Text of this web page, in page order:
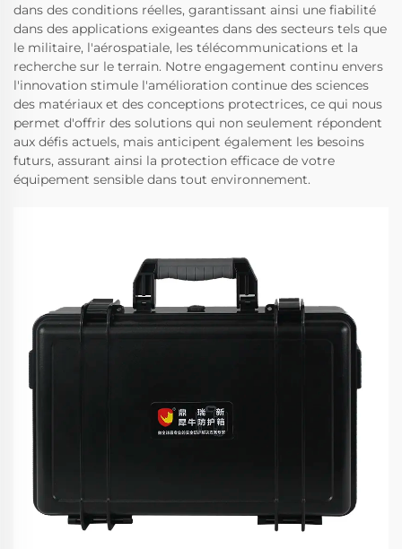
dans des conditions réelles, garantissant ainsi une fiabilité
dans des applications exigeantes dans des secteurs tels que
le militaire, l'aérospatiale, les télécommunications et la
recherche sur le terrain. Notre engagement continu envers
l'innovation stimule l'amélioration continue des sciences
des matériaux et des conceptions protectrices, ce qui nous
permet d'offrir des solutions qui non seulement répondent
aux défis actuels, mais anticipent également les besoins
futurs, assurant ainsi la protection efficace de votre
équipement sensible dans tout environnement.